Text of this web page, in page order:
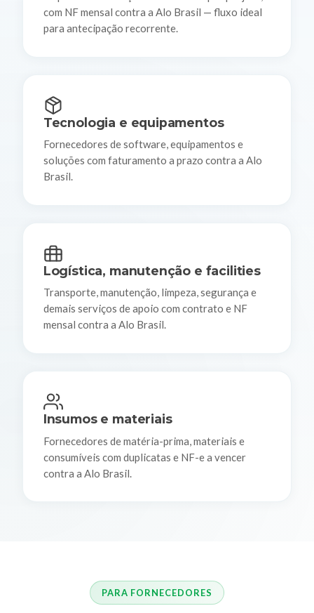
com NF mensal contra a Alo Brasil — fluxo ideal
para antecipação recorrente.
Tecnologia e equipamentos
Fornecedores de software, equipamentos e
soluções com faturamento a prazo contra a Alo
Brasil.
Logística, manutenção e facilities
Transporte, manutenção, limpeza, segurança e
demais serviços de apoio com contrato e NF
mensal contra a Alo Brasil.
Insumos e materiais
Fornecedores de matéria-prima, materiais e
consumíveis com duplicatas e NF-e a vencer
contra a Alo Brasil.
PARA FORNECEDORES